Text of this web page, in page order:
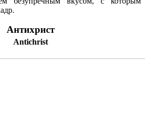
Антихрист
Antichrist